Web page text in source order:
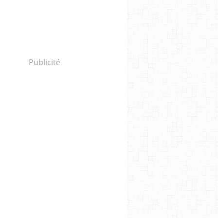
Publicité